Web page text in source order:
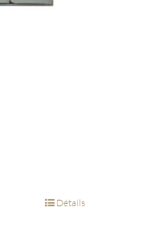
Détails